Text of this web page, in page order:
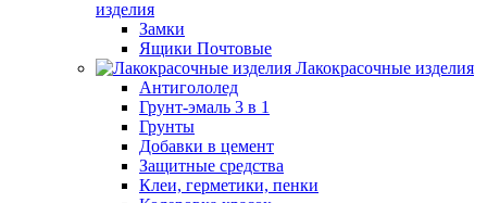
изделия
Замки
Ящики Почтовые
Лакокрасочные изделия
Антигололед
Грунт-эмаль 3 в 1
Грунты
Добавки в цемент
Защитные средства
Клеи, герметики, пенки